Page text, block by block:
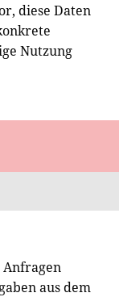
diese Daten
Nutzung
aus dem